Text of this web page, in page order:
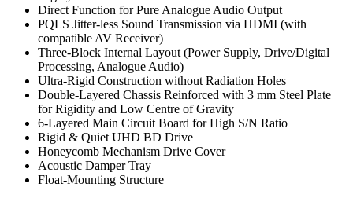
Direct Function for Pure Analogue Audio Output
PQLS Jitter-less Sound Transmission via HDMI (with
compatible AV Receiver)
Three-Block Internal Layout (Power Supply, Drive/Digital
Processing, Analogue Audio)
Ultra-Rigid Construction without Radiation Holes
Double-Layered Chassis Reinforced with 3 mm Steel Plate
for Rigidity and Low Centre of Gravity
6-Layered Main Circuit Board for High S/N Ratio
Rigid & Quiet UHD BD Drive
Honeycomb Mechanism Drive Cover
Acoustic Damper Tray
Float-Mounting Structure